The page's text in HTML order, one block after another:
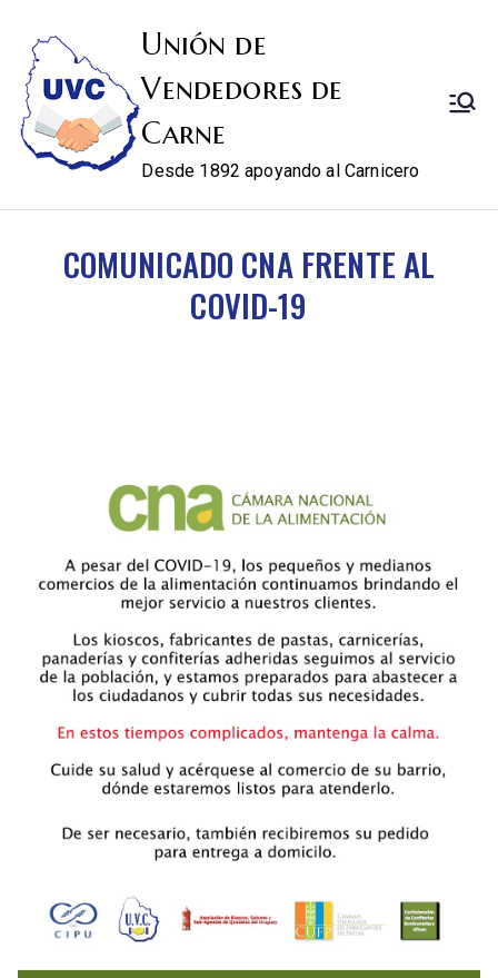
Unión de
Vendedores de
Carne
Desde 1892 apoyando al Carnicero
COMUNICADO CNA FRENTE AL
COVID-19